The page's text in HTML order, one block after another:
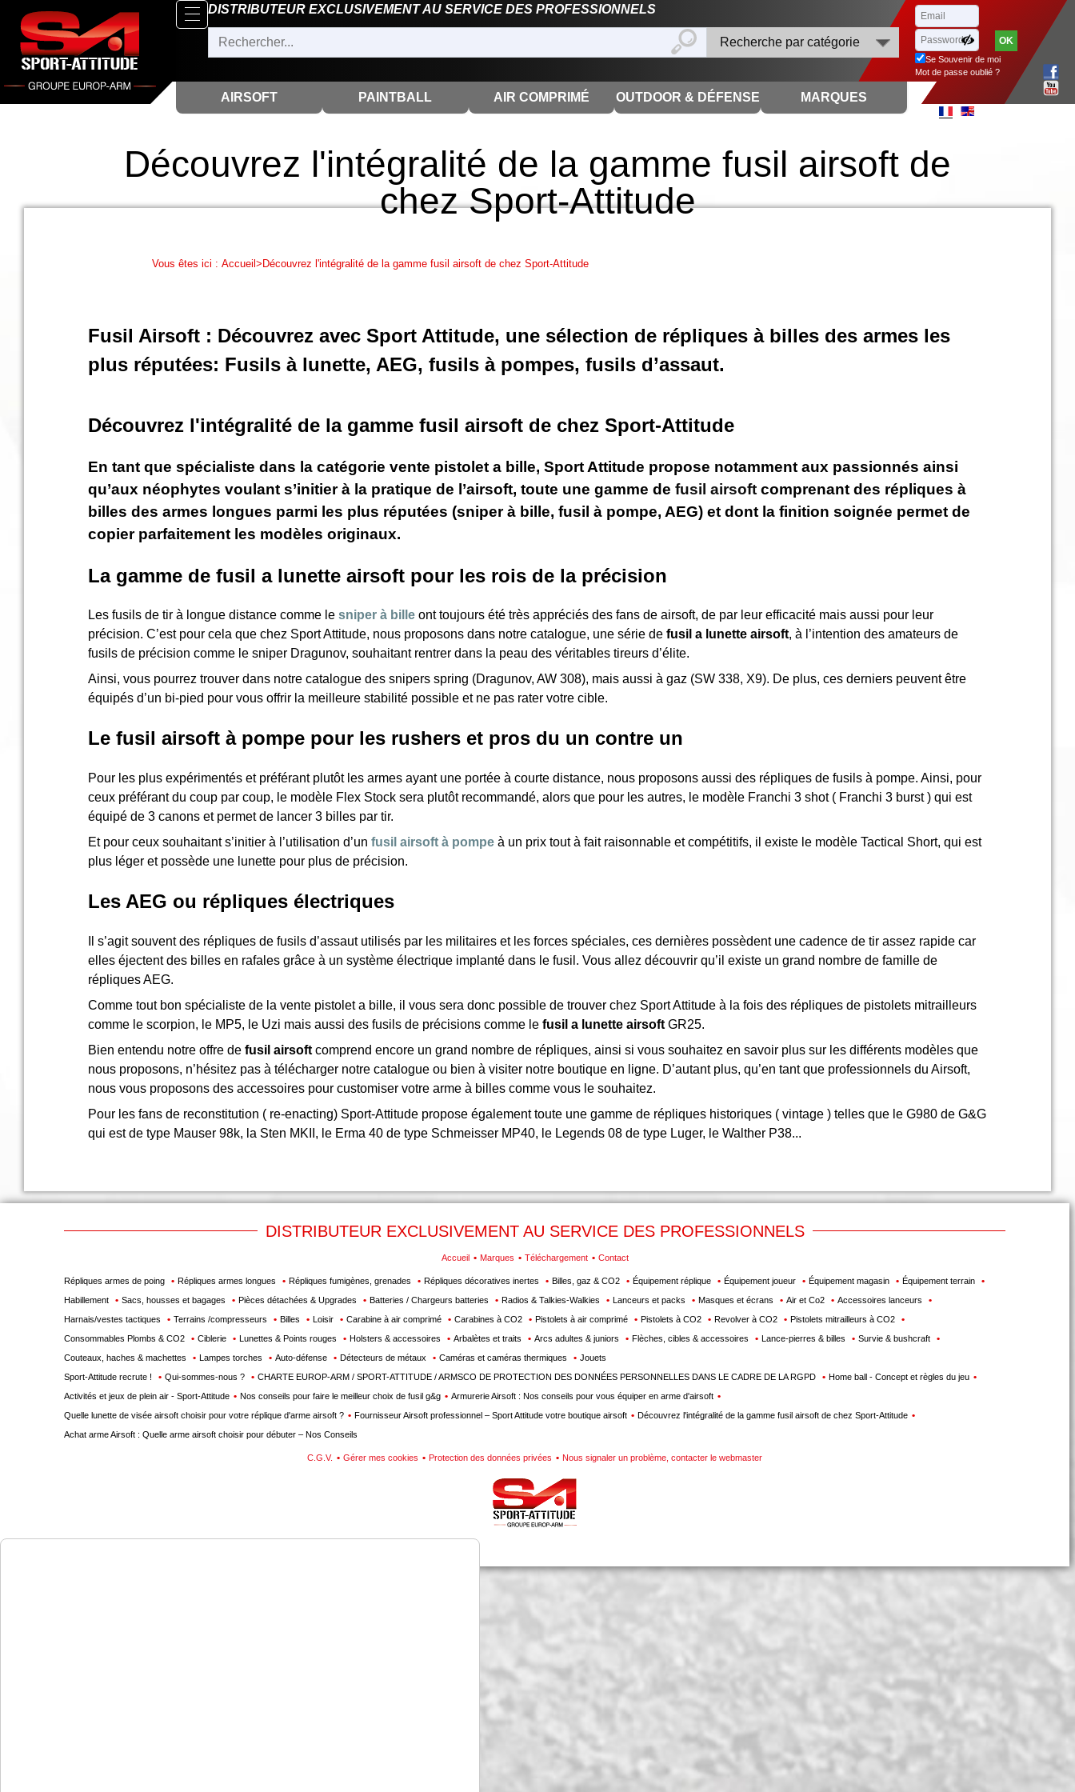
Parcourir
Arrivages
Nouveautés
Outdoor
‣
Téléchargements
accueil
Consulter
listes de
Consulter
Acheter
Modifiez
paramètres
Commandes
documents
Factures –
coffre-fort
numérique
Téléchargement
Service
contacter
de vos
Fermer
DISTRIBUTEUR EXCLUSIVEMENT AU SERVICE DES PROFESSIONNELS
Recherche par catégorie
AIRSOFT PAINTBALL AIR COMPRIMÉ OUTDOOR & DÉFENSE MARQUES
Se Souvenir de moi
Mot de passe oublié ?
Vous êtes ici : Accueil > Découvrez l'intégralité de la gamme fusil airsoft de chez Sport-Attitude
Découvrez l'intégralité de la gamme fusil airsoft de
chez Sport-Attitude
Fusil Airsoft : Découvrez avec Sport Attitude, une sélection de répliques à billes des armes les
plus réputées: Fusils à lunette, AEG, fusils à pompes, fusils d’assaut.
Découvrez l'intégralité de la gamme fusil airsoft de chez Sport-Attitude
En tant que spécialiste dans la catégorie vente pistolet a bille, Sport Attitude propose notamment aux passionnés ainsi
qu’aux néophytes voulant s’initier à la pratique de l’airsoft, toute une gamme de fusil airsoft comprenant des répliques à
billes des armes longues parmi les plus réputées (sniper à bille, fusil à pompe, AEG) et dont la finition soignée permet de
copier parfaitement les modèles originaux.
La gamme de fusil a lunette airsoft pour les rois de la précision
Les fusils de tir à longue distance comme le sniper à bille ont toujours été très appréciés des fans de airsoft, de par leur efficacité mais aussi pour leur
précision. C’est pour cela que chez Sport Attitude, nous proposons dans notre catalogue, une série de fusil a lunette airsoft, à l’intention des amateurs de
fusils de précision comme le sniper Dragunov, souhaitant rentrer dans la peau des véritables tireurs d’élite.
Ainsi, vous pourrez trouver dans notre catalogue des snipers spring (Dragunov, AW 308), mais aussi à gaz (SW 338, X9). De plus, ces derniers peuvent être
équipés d’un bi-pied pour vous offrir la meilleure stabilité possible et ne pas rater votre cible.
Le fusil airsoft à pompe pour les rushers et pros du un contre un
Pour les plus expérimentés et préférant plutôt les armes ayant une portée à courte distance, nous proposons aussi des répliques de fusils à pompe. Ainsi, pour
ceux préférant du coup par coup, le modèle Flex Stock sera plutôt recommandé, alors que pour les autres, le modèle Franchi 3 shot ( Franchi 3 burst ) qui est
équipé de 3 canons et permet de lancer 3 billes par tir.
Et pour ceux souhaitant s’initier à l’utilisation d’un fusil airsoft à pompe à un prix tout à fait raisonnable et compétitifs, il existe le modèle Tactical Short, qui est
plus léger et possède une lunette pour plus de précision.
Les AEG ou répliques électriques
Il s’agit souvent des répliques de fusils d’assaut utilisés par les militaires et les forces spéciales, ces dernières possèdent une cadence de tir assez rapide car
elles éjectent des billes en rafales grâce à un système électrique implanté dans le fusil. Vous allez découvrir qu’il existe un grand nombre de famille de
répliques AEG.
Comme tout bon spécialiste de la vente pistolet a bille, il vous sera donc possible de trouver chez Sport Attitude à la fois des répliques de pistolets mitrailleurs
comme le scorpion, le MP5, le Uzi mais aussi des fusils de précisions comme le fusil a lunette airsoft GR25.
Bien entendu notre offre de fusil airsoft comprend encore un grand nombre de répliques, ainsi si vous souhaitez en savoir plus sur les différents modèles que
nous proposons, n’hésitez pas à télécharger notre catalogue ou bien à visiter notre boutique en ligne. D’autant plus, qu’en tant que professionnels du Airsoft,
nous vous proposons des accessoires pour customiser votre arme à billes comme vous le souhaitez.
Pour les fans de reconstitution ( re-enacting) Sport-Attitude propose également toute une gamme de répliques historiques ( vintage ) telles que le G980 de G&G
qui est de type Mauser 98k, la Sten MKII, le Erma 40 de type Schmeisser MP40, le Legends 08 de type Luger, le Walther P38...
DISTRIBUTEUR EXCLUSIVEMENT AU SERVICE DES PROFESSIONNELS
Accueil Marques Téléchargement Contact
Répliques armes de poing Répliques armes longues Répliques fumigènes, grenades Répliques décoratives inertes Billes, gaz & CO2 Équipement réplique Équipement joueur Équipement magasin
Équipement terrain
Habillement
Sacs, housses et bagages Pièces détachées & Upgrades Batteries / Chargeurs batteries Radios & Talkies-Walkies Lanceurs et packs Masques et écrans Air et Co2
Accessoires lanceurs
Harnais/vestes tactiques
Terrains /compresseurs Billes Loisir Carabine à air comprimé Carabines à CO2 Pistolets à air comprimé Pistolets à CO2 Revolver à CO2
Pistolets mitrailleurs à CO2
Consommables Plombs & CO2
Ciblerie Lunettes & Points rouges Holsters & accessoires Arbalètes et traits Arcs adultes & juniors Flèches, cibles & accessoires Lance-pierres & billes
Survie & bushcraft
Couteaux, haches & machettes
Lampes torches Auto-défense Détecteurs de métaux Caméras et caméras thermiques
Jouets
Sport-Attitude recrute !
Qui-sommes-nous ? CHARTE EUROP-ARM / SPORT-ATTITUDE / ARMSCO DE PROTECTION DES DONNÉES PERSONNELLES DANS LE CADRE DE LA RGPD
Home ball - Concept et règles du jeu
Activités et jeux de plein air - Sport-Attitude
Nos conseils pour faire le meilleur choix de fusil g&g
Armurerie Airsoft : Nos conseils pour vous équiper en arme d'airsoft
Quelle lunette de visée airsoft choisir pour votre réplique d'arme airsoft ?
Fournisseur Airsoft professionnel – Sport Attitude votre boutique airsoft
Découvrez l'intégralité de la gamme fusil airsoft de chez Sport-Attitude
Achat arme Airsoft : Quelle arme airsoft choisir pour débuter – Nos Conseils
C.G.V. Gérer mes cookies Protection des données privées Nous signaler un problème, contacter le webmaster